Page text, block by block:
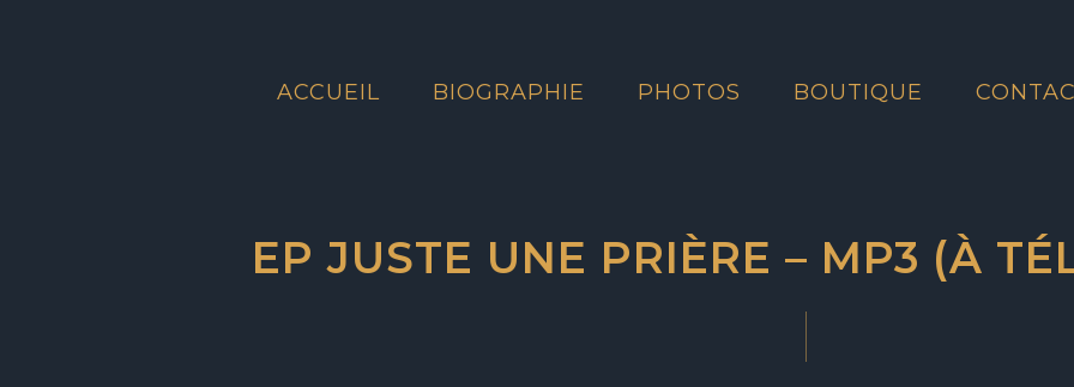
ACCUEIL BIOGRAPHIE PHOTOS BOUTIQUE
EP JUSTE UNE PRIÈRE – MP3 (À